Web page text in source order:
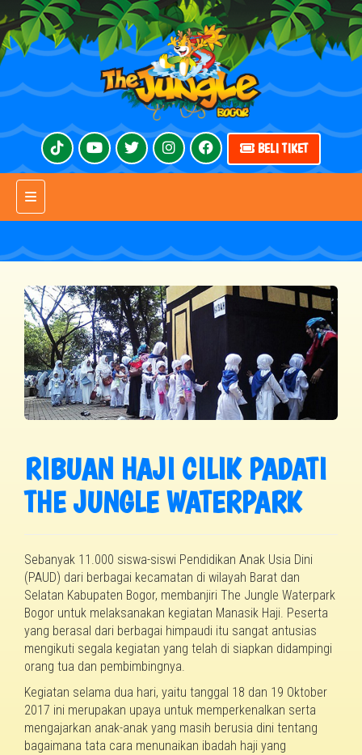
BELI TIKET
Toggle navigation
RIBUAN HAJI CILIK PADATI
THE JUNGLE WATERPARK
Sebanyak 11.000 siswa-siswi Pendidikan Anak Usia Dini
(PAUD) dari berbagai kecamatan di wilayah Barat dan
Selatan Kabupaten Bogor, membanjiri The Jungle Waterpark
Bogor untuk melaksanakan kegiatan Manasik Haji. Peserta
yang berasal dari berbagai himpaudi itu sangat antusias
mengikuti segala kegiatan yang telah di siapkan didampingi
orang tua dan pembimbingnya.
Kegiatan selama dua hari, yaitu tanggal 18 dan 19 Oktober
2017 ini merupakan upaya untuk memperkenalkan serta
mengajarkan anak-anak yang masih berusia dini tentang
bagaimana tata cara menunaikan ibadah haji yang